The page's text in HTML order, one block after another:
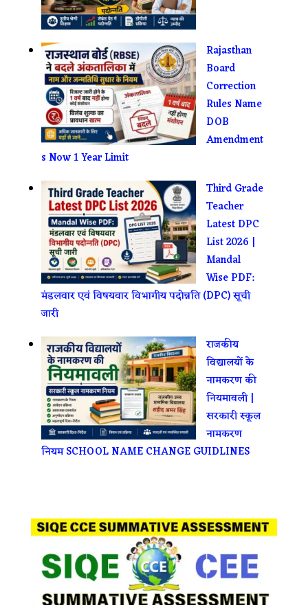
Rajasthan
Board
Correction
Rules Name
DOB
Amendment
s Now 1 Year Limit
Third Grade
Teacher
Latest DPC
List 2026 |
Mandal
Wise PDF:
मंडलवार एवं विषयवार विभागीय पदोन्नति (DPC) सूची
जारी
राजकीय
विद्यालयों के
नामकरण की
नियमावली |
सरकारी स्कूल
नामकरण
नियम SCHOOL NAME CHANGE GUIDLINES